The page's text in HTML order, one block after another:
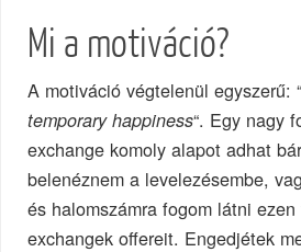
Mi a motiváció?
A motiváció végtelenül egyszerű: “
temporary happiness“. Egy nagy
exchange komoly alapot adhat
belenéznem a levelezésembe,
és halomszámra fogom látni
exchangek offereit. Engedjétek